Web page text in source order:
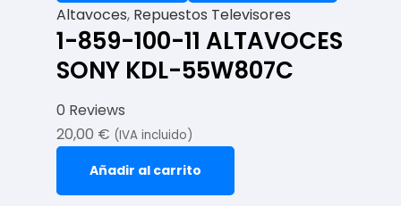
Altavoces, Repuestos Televisores
1-859-100-11 ALTAVOCES
SONY KDL-55W807C
0 Reviews
20,00 € (IVA incluido)
Añadir al carrito